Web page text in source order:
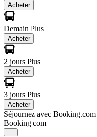
Acheter
Demain Plus
Acheter
2 jours Plus
Acheter
3 jours Plus
Acheter
Séjournez avec Booking.com
Booking.com